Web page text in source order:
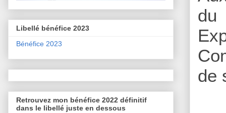
du
de
Libellé bénéfice 2023
Bénéfice 2023
Retrouvez mon bénéfice 2022 définitif
dans le libellé juste en dessous